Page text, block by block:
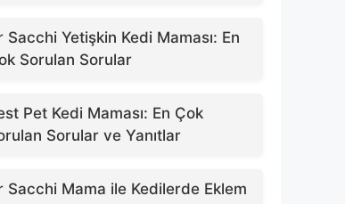
Sacchi Yetişkin Kedi Maması: En
Sorulan Sorular
Pet Kedi Maması: En Çok
Sorular ve Yanıtlar
Sacchi Mama ile Kedilerde Eklem